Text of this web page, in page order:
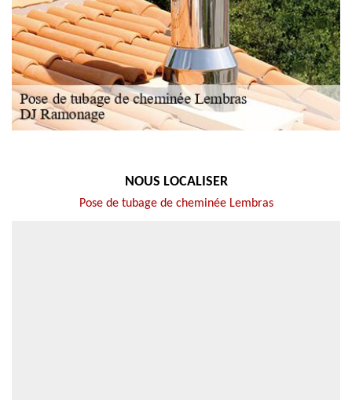
NOUS LOCALISER
Pose de tubage de cheminée Lembras